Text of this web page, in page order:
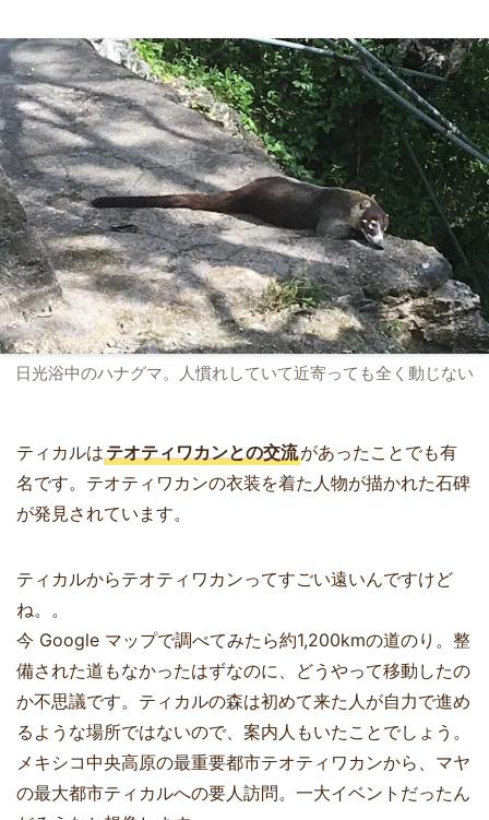
日光浴中のハナグマ。人慣れしていて近寄っても全く動じない
ティカルは テオティワカンとの交流があったことでも有
名です。テオティワカンの衣装を着た人物が描かれた石碑
が発見されています。
ティカルからテオティワカンってすごい遠いんですけど
ね。。
今 Google マップで調べてみたら約1,200kmの道のり。整
備された道もなかったはずなのに、どうやって移動したの
か不思議です。ティカルの森は初めて来た人が自力で進め
るような場所ではないので、案内人もいたことでしょう。
メキシコ中央高原の最重要都市テオティワカンから、マヤ
の最大都市ティカルへの要人訪問。一大イベントだったん